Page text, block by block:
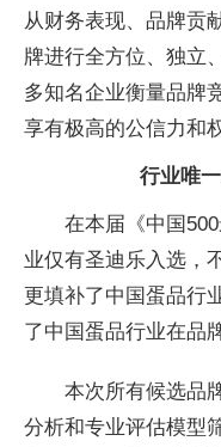
从财务表现、品牌贡
牌进行全方位、 独立
多知名企业衡量品牌
享有极高的公信力和
行业唯
在本届《中国
业仅有圣迪乐入选，
更填补了中国蛋品行
了中国蛋品行业在品
本次所有候选品
分析和专业评估模型